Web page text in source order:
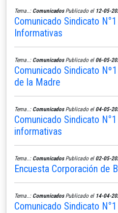
Tema..: ComunicadosPublicado el 12-05-
Comunicado Sindicato
Informativas
Tema..: ComunicadosPublicado el 06-05-
Comunicado Sindicato
de la Madre
Tema..: ComunicadosPublicado el 04-05-
Comunicado Sindicato
informativas
Tema..: ComunicadosPublicado el 02-05-
Encuesta Corporación de
Tema..: ComunicadosPublicado el 14-04-
Comunicado Sindicato